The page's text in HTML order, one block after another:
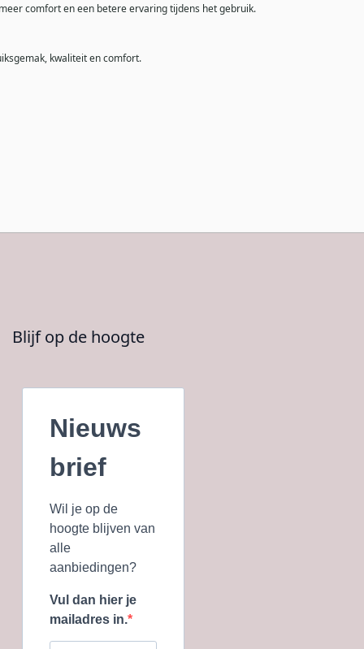
comfort en een betere ervaring tijdens het gebruik.
kwaliteit en comfort.
Blijf op de hoogte
Nieuws
brief
Wil je op de
hoogte blijven van
alle
aanbiedingen?
Vul dan hier je
mailadres in.